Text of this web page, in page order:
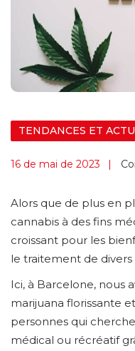
TENDANCES ET
16 de mai de 2023
Alors que de plus en
cannabis à des fins
croissant pour les
le traitement de
Ici, à Barcelone, nous
marijuana florissante
personnes qui
médical ou récréatif